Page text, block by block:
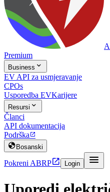
Premium
Business 
EV API za usmjeravanje
CPOs
Usporedba EVKarijere
Resursi 
Članci
API dokumentacija
Podrška
 Bosanski
Pokreni ABRP Login 